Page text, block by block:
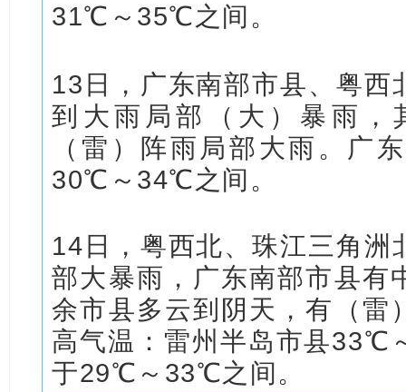
31℃～35℃之间。
13日，广东南部市县、粤西
到大雨局部（大）暴雨，
（雷）阵雨局部大雨。广
30℃～34℃之间。
14日，粤西北、珠江三角洲
部大暴雨，广东南部市县有
余市县多云到阴天，有（雷
高气温： 雷州半岛市县33℃
于29℃～33℃之间。